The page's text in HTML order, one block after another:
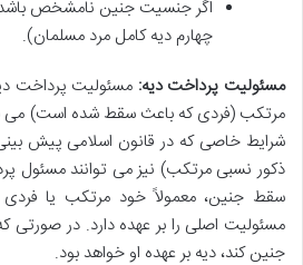
اگر جنسیت جنین نامشخص
چهارم دیه کامل مرد مسلمان).
مسئولیت پرداخت دیه: مسئولیت پرداخت
مرتکب (فردی که باعث سقط شده است) می
شرایط خاصی که در قانون اسلامی پیش
ذکور نسبی مرتکب) نیز می توانند مسئول
سقط جنین، معمولاً خود مرتکب یا
مسئولیت اصلی را بر عهده دارد. در صورتی
جنین کند، دیه بر عهده او خواهد بود.